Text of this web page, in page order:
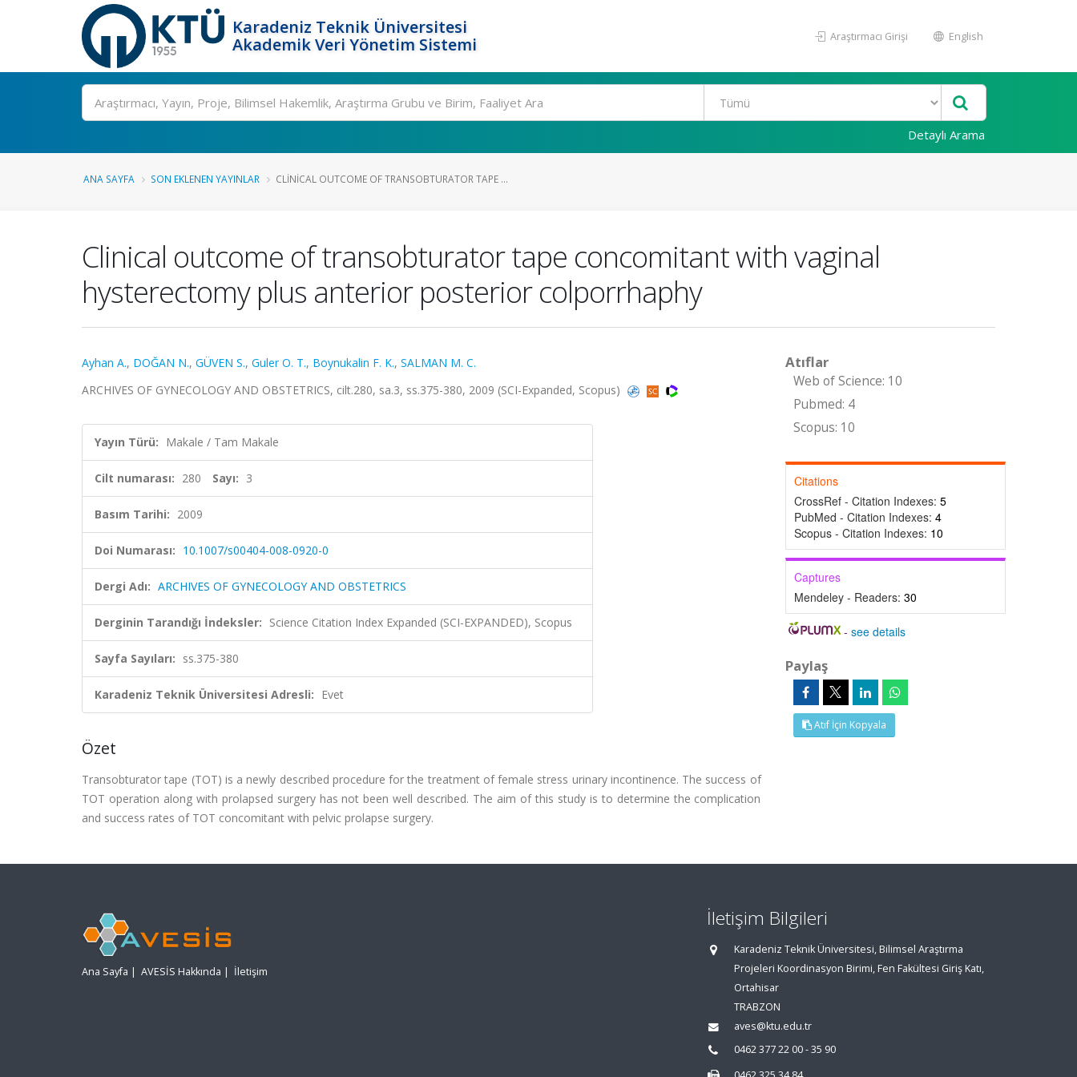
Karadeniz Teknik Üniversitesi
Akademik Veri Yönetim Sistemi
Araştırmacı Girişi English
Ara
Detaylı Arama
ANA SAYFA SON EKLENEN YAYINLAR CLINICAL OUTCOME OF TRANSOBTURATOR TAPE ...
Clinical outcome of transobturator tape concomitant with vaginal
hysterectomy plus anterior posterior colporrhaphy
Ayhan A., DOĞAN N., GÜVEN S., Guler O. T., Boynukalin F. K., SALMAN M. C.
ARCHIVES OF GYNECOLOGY AND OBSTETRICS, cilt.280, sa.3, ss.375-380, 2009 (SCI-Expanded, Scopus)
Yayın Türü: Makale / Tam Makale
Cilt numarası: 280 Sayı: 3
Basım Tarihi: 2009
Doi Numarası: 10.1007/s00404-008-0920-0
Dergi Adı: ARCHIVES OF GYNECOLOGY AND OBSTETRICS
Derginin Tarandığı İndeksler: Science Citation Index Expanded (SCI-EXPANDED), Scopus
Sayfa Sayıları: ss.375-380
Karadeniz Teknik Üniversitesi Adresli: Evet
Özet
Transobturator tape (TOT) is a newly described procedure for the treatment of female stress urinary incontinence. The success of
TOT operation along with prolapsed surgery has not been well described. The aim of this study is to determine the complication
and success rates of TOT concomitant with pelvic prolapse surgery.
Atıflar
Web of Science: 10
Pubmed: 4
Scopus: 10
Citations
CrossRef - Citation Indexes: 5
PubMed - Citation Indexes: 4
Scopus - Citation Indexes: 10
Captures
Mendeley - Readers: 30
-see details
Paylaş
Atıf İçin Kopyala
Ana Sayfa | AVESİS Hakkında | İletişim
İletişim Bilgileri
Karadeniz Teknik Üniversitesi, Bilimsel Araştırma
Projeleri Koordinasyon Birimi, Fen Fakültesi Giriş Katı,
Ortahisar
TRABZON
aves@ktu.edu.tr
0462 377 22 00 - 35 90